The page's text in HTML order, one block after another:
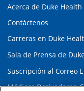
Acerca de Duke Health
Contáctenos
Carreras en Duke
Sala de Prensa de
Suscripción al Correo
Médicos Derivadores